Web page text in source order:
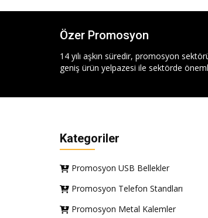
Özer Promosyon
14 yılı aşkın süredir, promosyon
geniş ürün yelpazesi ile sektörde
Kategoriler
Promosyon USB Bellekler
Promosyon Telefon Standları
Promosyon Metal Kalemler